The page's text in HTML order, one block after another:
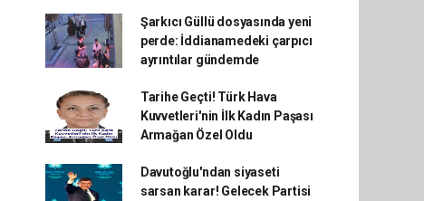
Şarkıcı Güllü dosyasında yeni
perde: İddianamedeki çarpıcı
ayrıntılar gündemde
Tarihe Geçti! Türk Hava
Kuvvetleri'nin İlk Kadın Paşası
Armağan Özel Oldu
Davutoğlu'ndan siyaseti
sarsan karar! Gelecek Partisi